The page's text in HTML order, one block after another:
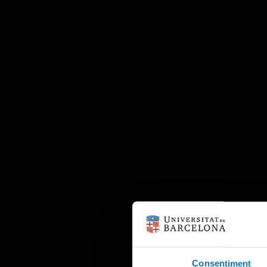
Consentiment